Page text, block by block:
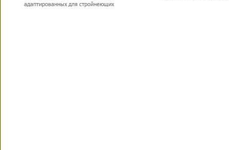
адаптированных для стройнеющих